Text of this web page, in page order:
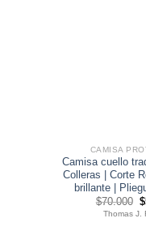
CAMISA
Camisa cuello
Colleras | Corte
brillante |
$70.000 $
Thomas J.